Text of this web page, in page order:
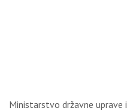
Ministarstvo državne